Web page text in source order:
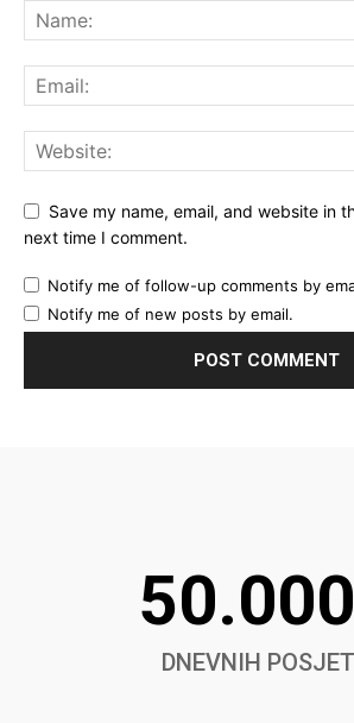
Save my name, email, and website in
next time I comment.
Notify me of follow-up comments by
Notify me of new posts by email.
DNEVNIH